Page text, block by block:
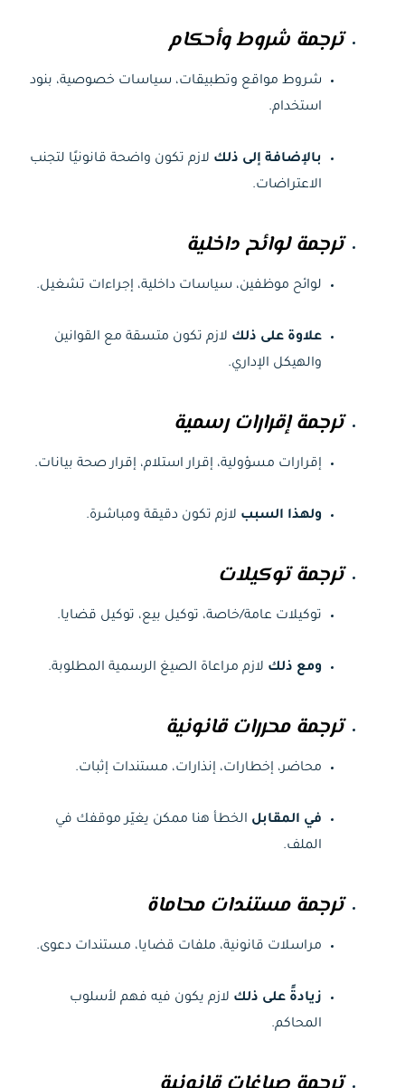
ترجمة شروط وأحكام
شروط مواقع وتطبيقات، سياسات خصوصية، بنود
استخدام.
بالإضافة إلى ذلك لازم تكون واضحة قانونيًا لتجنب
الاعتراضات.
ترجمة لوائح داخلية
لوائح موظفين، سياسات داخلية، إجراءات تشغيل.
علاوة على ذلك لازم تكون متسقة مع القوانين
والهيكل الإداري.
ترجمة إقرارات رسمية
إقرارات مسؤولية، إقرار استلام، إقرار صحة بيانات.
ولهذا السبب لازم تكون دقيقة ومباشرة.
ترجمة توكيلات
توكيلات عامة/خاصة، توكيل بيع، توكيل قضايا.
ومع ذلك لازم مراعاة الصيغ الرسمية المطلوبة.
ترجمة محررات قانونية
محاضر، إخطارات، إنذارات، مستندات إثبات.
في المقابل الخطأ هنا ممكن يغيّر موقفك في
الملف.
ترجمة مستندات محاماة
مراسلات قانونية، ملفات قضايا، مستندات دعوى.
زيادةً على ذلك لازم يكون فيه فهم لأسلوب
المحاكم.